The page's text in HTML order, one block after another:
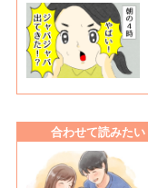
合わせて読みたい